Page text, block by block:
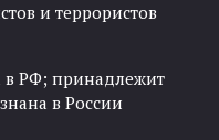
и террористов
в РФ; принадлежит
в России